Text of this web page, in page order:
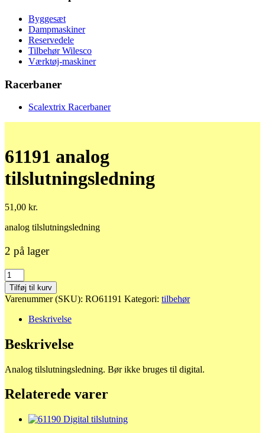
Byggesæt
Dampmaskiner
Reservedele
Tilbehør Wilesco
Værktøj-maskiner
Racerbaner
Scalextrix Racerbaner
61191 analog
tilslutningsledning
51,00 kr.
analog tilslutningsledning
2 på lager
61191
analog
tilslutningsledning
antal
Tilføj til kurv
Varenummer (SKU): RO61191 Kategori: tilbehør
Beskrivelse
Beskrivelse
Analog tilslutningsledning. Bør ikke bruges til digital.
Relaterede varer